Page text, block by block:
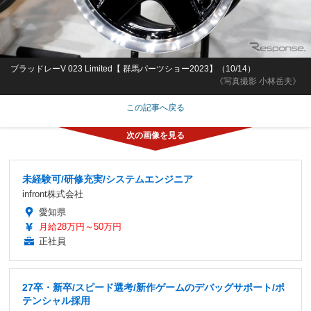
《写真撮影 小林岳夫》
ブラッドレーV 023 Limited【 群馬パーツショー2023】（10/14）
この記事へ戻る
未経験可/研修充実/システムエンジニア
infront株式会社
愛知県
月給28万円～50万円
正社員
27卒・新卒/スピード選考/新作ゲームのデバッグサポート/ポ
テンシャル採用